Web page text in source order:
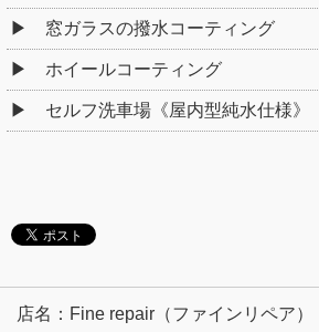
窓ガラスの撥水コーティング
ホイールコーティング
セルフ洗車場《屋内型純水仕様》
店名：Fine repair（ファインリペア）